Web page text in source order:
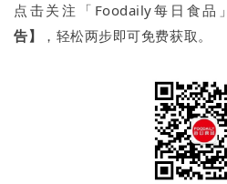
点击关注「Foodaily每日食品
告】
，轻松两步即可免费获取。